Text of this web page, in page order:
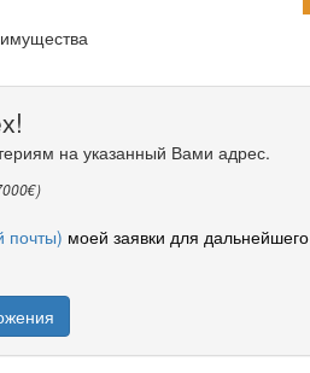
на указанный Вами адрес.
почты) моей заявки для дальнейшего